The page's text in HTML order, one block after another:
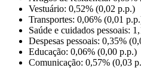
Vestuário: 0,52% (0,02 p.p.)
Transportes: 0,06% (0,01
Saúde e cuidados pessoais:
Despesas pessoais: 0,35%
Educação: 0,06% (0,00 p.p.)
Comunicação: 0,57% (0,03